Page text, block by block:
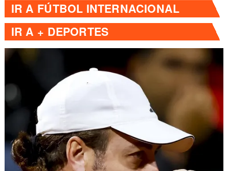
IR A FÚTBOL INTERNACIONAL
IR A + DEPORTES